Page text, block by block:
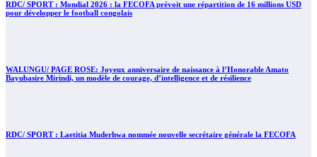
RDC/ SPORT : Mondial 2026 : la FECOFA prévoit une répartition de 16 millions USD
pour développer le football congolais
WALUNGU/ PAGE ROSE: Joyeux anniversaire de naissance à l’Honorable Amato
Bayubasire Mirindi, un modèle de courage, d’intelligence et de résilience
RDC/ SPORT : Laetitia Muderhwa nommée nouvelle secrétaire générale la FECOFA